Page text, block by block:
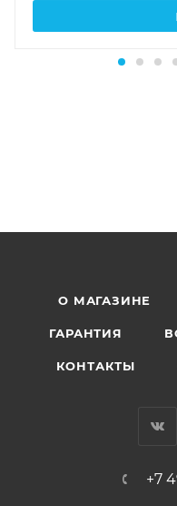
О МАГАЗИНЕ
ГАРАНТИЯ
КОНТАКТЫ
+7